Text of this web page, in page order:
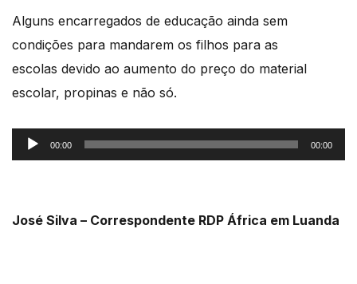
Alguns encarregados de educação ainda sem
condições para mandarem os filhos para as
escolas devido ao aumento do preço do material
escolar, propinas e não só.
Reprodutor
de
00:00 00:00
José Silva – Correspondente RDP África em Luanda